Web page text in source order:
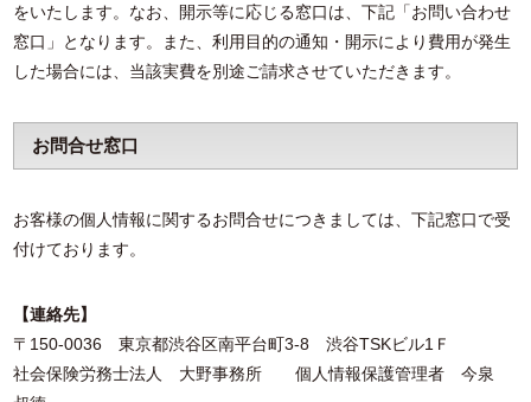
をいたします。なお、開示等に応じる窓口は、下記「お問い合わせ
窓口」となります。また、利用目的の通知・開示により費用が発生
した場合には、当該実費を別途ご請求させていただきます。
お問合せ窓口
お客様の個人情報に関するお問合せにつきましては、下記窓口で受
付けております。
【連絡先】
〒150-0036 東京都渋谷区南平台町3-8 渋谷TSKビル1Ｆ
社会保険労務士法人 大野事務所 個人情報保護管理者 今泉